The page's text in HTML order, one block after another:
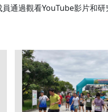
通過觀看YouTube影片和